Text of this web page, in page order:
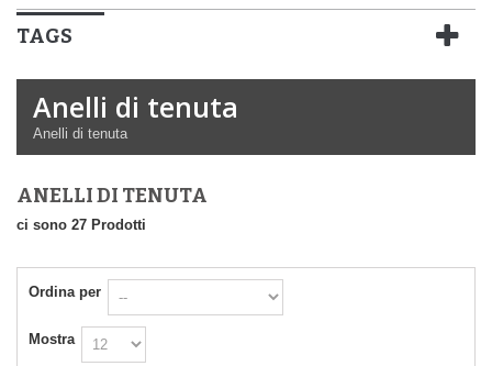
TAGS
Anelli di tenuta
Anelli di tenuta
ANELLI DI TENUTA
ci sono 27 Prodotti
Ordina per
Mostra